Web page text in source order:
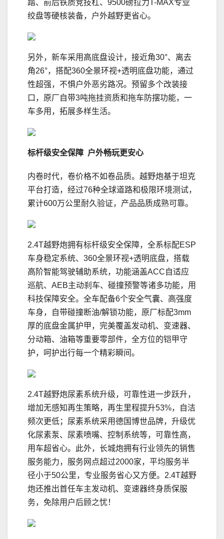
踏、前后铁质竞技杠、9500磅拉力T-MAX专业
绞盘等硬核装备，户外越野更省心。
另外，新车采用高底盘设计，接近角30°、离去
角26°，搭配360全景环视+透明底盘功能，通过
性超强，不惧户外恶劣路况。预留多个改装接
口，原厂自带3吨拖挂资质和拖车防摆功能，一
车多用，拓展多样生活。
标杆级安全保障 户外畅玩更安心
内卷时代，卷价格不如卷品质。越野炮基于坦克
平台打造，经过76种全球道路和极限环境测试，
累计600万公里耐久验证，产品品质成熟可靠。
2.4T越野炮拥有标杆级安全保障，全系标配ESP
车身稳定系统、360全景环视+透明底盘，搭载
高阶智能驾驶辅助系统，功能涵盖ACC自适应
巡航、AEB主动刹车、碰撞预警等诸多功能，用
科技保障安全。全车配备6个安全气囊、高强度
车身，自带碰撞断油/解锁功能，原厂标配3mm
厚的底盘金属护甲，完美覆盖发动机、变速器、
分动箱、油箱等重要零部件，全方位的铠甲守
护，呵护出行每一个精彩瞬间。
2.4T越野炮尿素系统升级，可靠性进一步跃升，
增加无感知再生策略，再生里程提升53%，自洁
频次更低；尿素系统采用德国博世品牌，升级优
化尿素泵、尿素喷嘴、控制系统等，可靠性高，
用车超省心。此外，长城炮拥有行业领先的销售
服务能力，服务网点超过2000家，平均服务半
径小于50公里，专业服务省心又方便。2.4T越野
炮还推出首任车主发动机、变速器终身质保服
务，免除用户后顾之忧！